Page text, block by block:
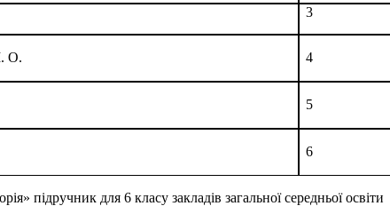
3
О. 4
5
6
підручник для 6 класу закладів загальної середньої освіти